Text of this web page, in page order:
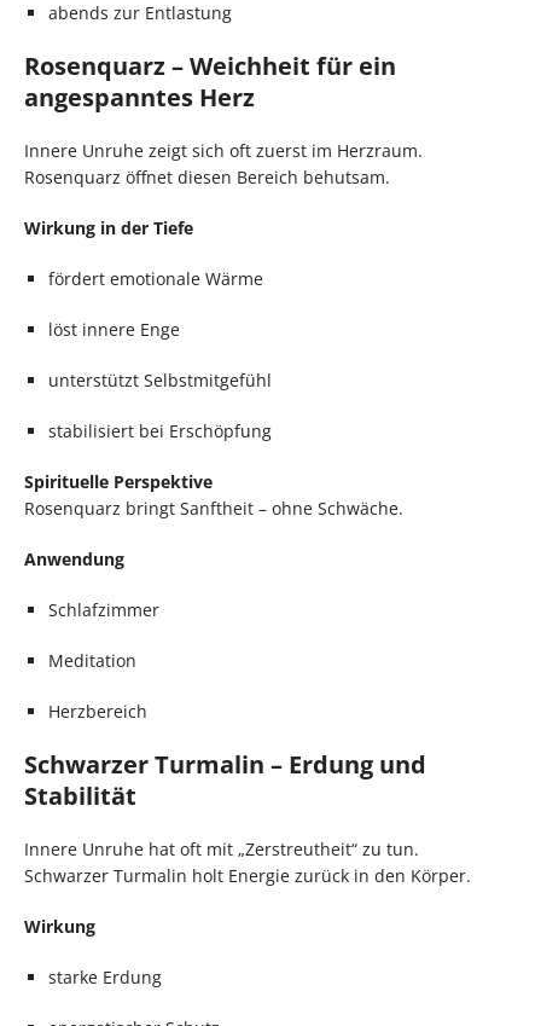
abends zur Entlastung
Rosenquarz – Weichheit für ein
angespanntes Herz
Innere Unruhe zeigt sich oft zuerst im Herzraum.
Rosenquarz öffnet diesen Bereich behutsam.
Wirkung in der Tiefe
fördert emotionale Wärme
löst innere Enge
unterstützt Selbstmitgefühl
stabilisiert bei Erschöpfung
Spirituelle Perspektive
Rosenquarz bringt Sanftheit – ohne Schwäche.
Anwendung
Schlafzimmer
Meditation
Herzbereich
Schwarzer Turmalin – Erdung und
Stabilität
Innere Unruhe hat oft mit „Zerstreutheit“ zu tun.
Schwarzer Turmalin holt Energie zurück in den Körper.
Wirkung
starke Erdung